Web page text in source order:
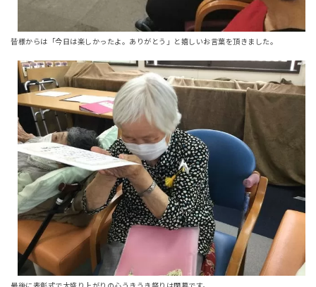
皆様からは「今日は楽しかったよ。ありがとう」と嬉しいお言葉を頂きました。